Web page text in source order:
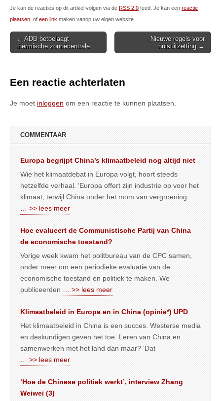
Je kan de reacties op dit artikel volgen via de RSS 2.0 feed. Je kan een reactie
plaatsen , of een link maken vanop uw eigen website.
Post
navigation
← ADB betoelaagt
thermische zonnecentrale
Nieuwe regels voor
huisuitzetting →
Een reactie achterlaten
Je moet inloggen om een reactie te kunnen plaatsen.
COMMENTAAR
Europa begrijpt China’s klimaatbeleid nog altijd niet
Wie het klimaatdebat in Europa volgt, hoort steeds
hetzelfde verhaal. ‘Europa offert zijn industrie op voor het
klimaat, terwijl China onder het mom van vergroening
… >> lees meer
Hoe evalueert de Communistische Partij van China
de economische toestand?
Vorige week kwam het politbureau van de CPC samen,
onder meer om een periodieke evaluatie van de
economische toestand en politiek te maken. We
publiceerden
… >> lees meer
Klimaatbeleid in Europa en in China (opinie*) UPD
Het klimaatbeleid in China is een succes. Westerse media
en deskundigen geven het toe. Leren van China en
samenwerken met het land dan maar? ‘Dat
… >> lees meer
‘Hoe de Chinese politiek werkt’, interview Zhang
Weiwei (3)